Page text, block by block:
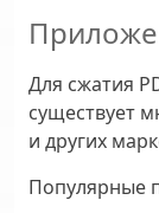
Для сжатия
существует
и других
Популярные